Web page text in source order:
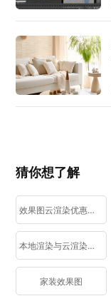
猜你想了解
效果图云渲染优惠活动
本地渲染与云渲染区别
家装效果图